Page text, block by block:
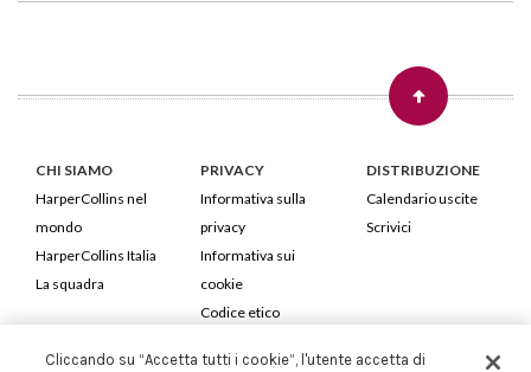
CHI SIAMO
HarperCollins nel
mondo
HarperCollins Italia
La squadra
PRIVACY
Informativa sulla
privacy
Informativa sui
cookie
Codice etico
DISTRIBUZIONE
Calendario uscite
Scrivici
Cliccando su “Accetta tutti i cookie”, l'utente accetta di